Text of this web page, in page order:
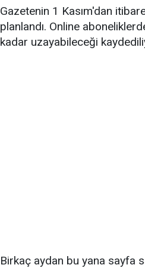
Gazetenin 1 Kasım'dan
planlandı. Online
kadar uzayabileceği
Birkaç aydan bu yana sayfa